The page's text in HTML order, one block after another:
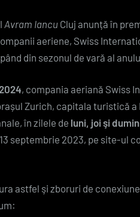
va
Avram Iancu Cluj anunță în
aeriene, Swiss
din sezonul de vară al
, compania aeriană Swiss
Zurich, capitala turistică
în zilele de luni, joi şi
septembrie 2023, pe site-ul
astfel şi zboruri de